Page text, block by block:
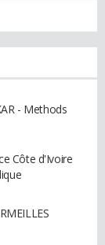
- Methods
Côte d'Ivoire